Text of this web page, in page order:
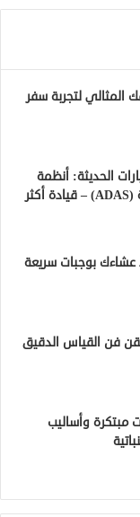
المثالي لتجربة سفر
الحديثة: أنظمة
مساعدة السائق المتقدمة (ADAS) – قيادة أكثر
أنقذ عشاءك بوجبات سريعة
فن القياس الدقيق
مبتكرة وأساليب